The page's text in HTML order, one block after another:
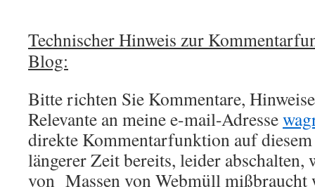
Technischer Hinweis zur
Blog:
Bitte richten Sie Kommentare,
Relevante an meine e-mail-Adresse
direkte Kommentarfunktion auf
längerer Zeit bereits, leider
von Massen von Webmüll mißbraucht